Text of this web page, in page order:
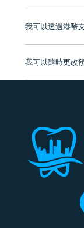
我可以透過港幣
我可以隨時更改
可以，請盡早通過